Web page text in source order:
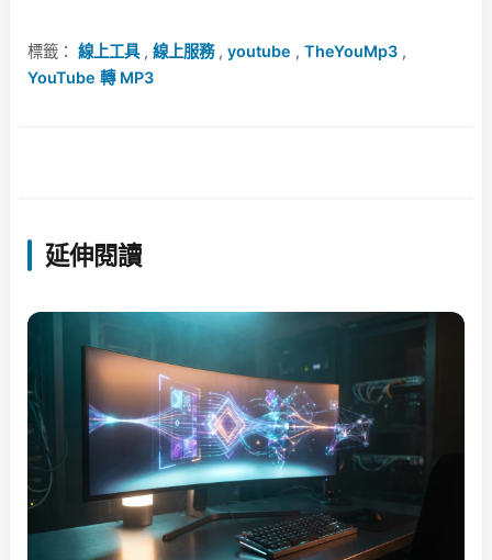
標籤： 線上工具, 線上服務, youtube , TheYouMp3 ,
YouTube 轉 MP3
延伸閱讀